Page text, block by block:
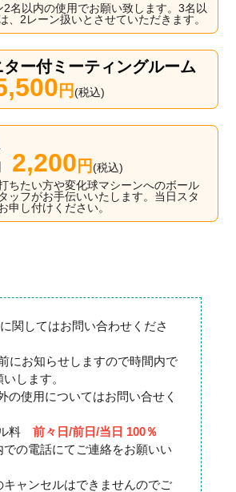
名以内の使用でお願い致します。3名以
、2レーン扱いとさせていただきます。
ター付ミーティングルーム
円(税込)
2,200 円(税込)
ちたい方や変化球マシーンへのボール
ッフがお手伝いいたします。当日スタ
申し付けください。
関してはお問い合わせくださ
にお知らせしますので時間内で
します。
の使用についてはお問い合せく
料 前々日/前日/当日 100％
の電話にてご連絡をお願いい
ャンセルはできませんのでご